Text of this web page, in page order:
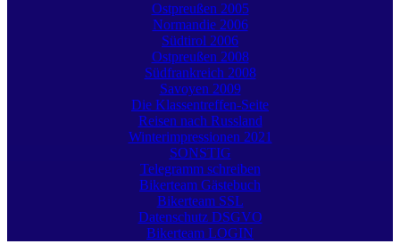
Ostpreußen 2005
Normandie 2006
Südtirol 2006
Ostpreußen 2008
Südfrankreich 2008
Savoyen 2009
Die Klassentreffen-Seite
Reisen nach Russland
Winterimpressionen 2021
SONSTIG
Telegramm schreiben
Bikerteam Gästebuch
Bikerteam SSL
Datenschutz DSGVO
Bikerteam LOGIN